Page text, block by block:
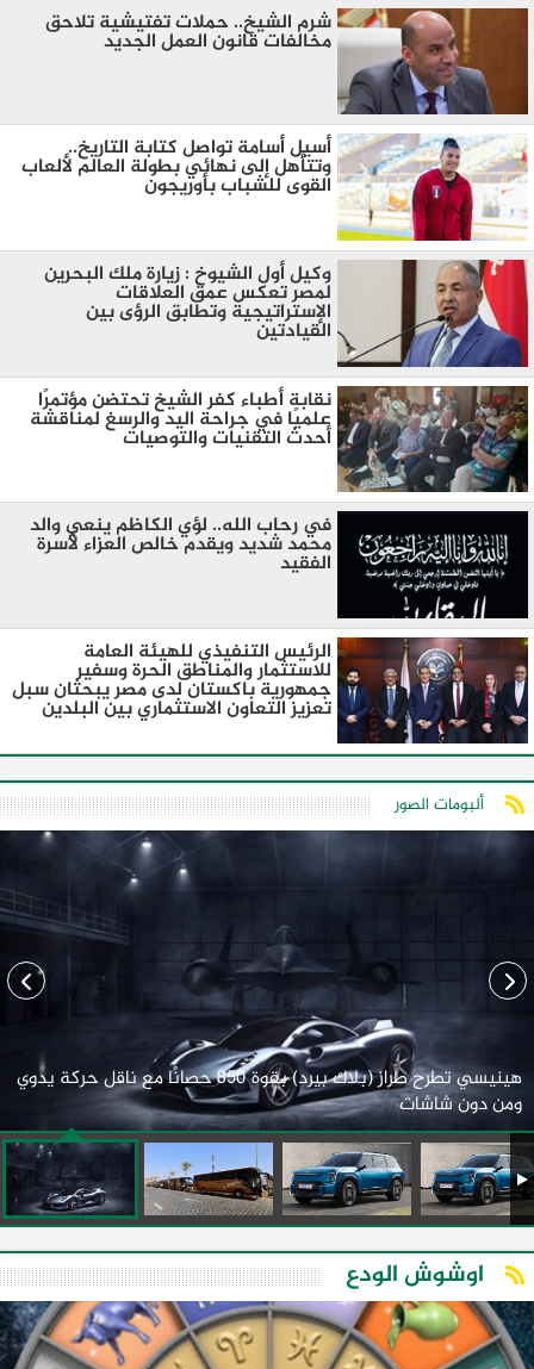
شرم الشيخ.. حملات تفتيشية تلاحق
مخالفات قانون العمل الجديد
أسيل أسامة تواصل كتابة التاريخ..
وتتأهل إلى نهائي بطولة العالم لألعاب
القوى للشباب بأوريجون
وكيل أول الشيوخ : زيارة ملك البحرين
لمصر تعكس عمق العلاقات
الإستراتيجية وتطابق الرؤى بين
القيادتين
نقابة أطباء كفر الشيخ تحتضن مؤتمرًا
علميًا في جراحة اليد والرسغ لمناقشة
أحدث التقنيات والتوصيات
في رحاب الله.. لؤي الكاظم ينعي والد
محمد شديد ويقدم خالص العزاء لأسرة
الفقيد
الرئيس التنفيذي للهيئة العامة
للاستثمار والمناطق الحرة وسفير
جمهورية باكستان لدى مصر يبحثان سبل
تعزيز التعاون الاستثماري بين البلدين
ألبومات الصور
هينيسي تطرح طراز (بلاك بيرد) بقوة 850 حصانًا مع ناقل حركة يدوي
ومن دون شاشات
اوشوش الودع